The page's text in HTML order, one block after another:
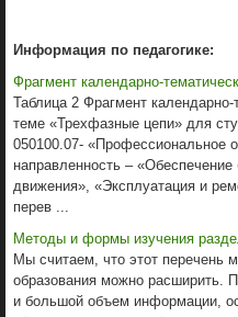
Информация по педагогике:
Фрагмент календарно-
Таблица 2 Фрагмент календарно-
теме «Трехфазные цепи» для
050100.07- «Профессиональное
направленность – «Обеспечение
движения», «Эксплуатация и
перев ...
Методы и формы изучения
Мы считаем, что этот перечень
образования можно расширить.
и большой объем информации,